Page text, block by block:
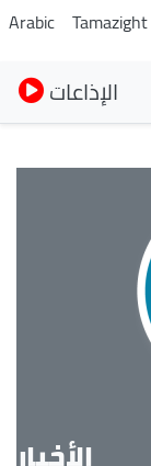
Arabic Tamazight
الإذاعات
الأخبار